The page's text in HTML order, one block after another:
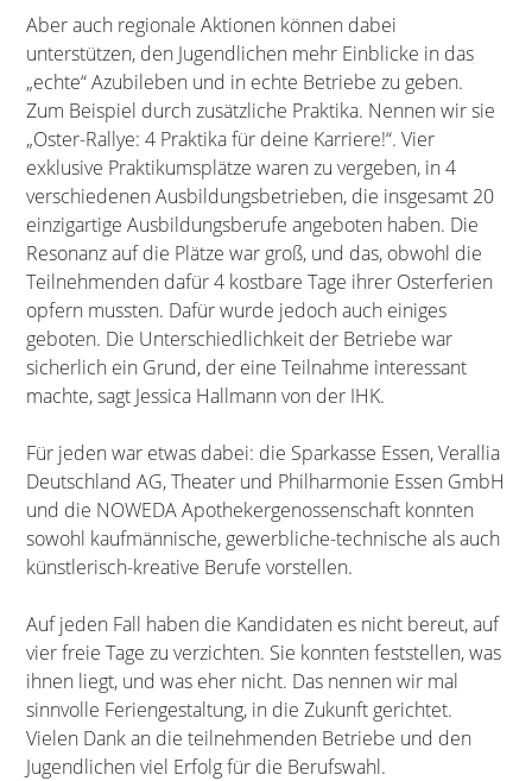
Aber auch regionale Aktionen können dabei
unterstützen, den Jugendlichen mehr Einblicke in das
„echte“ Azubileben und in echte Betriebe zu geben.
Zum Beispiel durch zusätzliche Praktika. Nennen wir sie
„Oster-Rallye: 4 Praktika für deine Karriere!“. Vier
exklusive Praktikumsplätze waren zu vergeben, in 4
verschiedenen Ausbildungsbetrieben, die insgesamt 20
einzigartige Ausbildungsberufe angeboten haben. Die
Resonanz auf die Plätze war groß, und das, obwohl die
Teilnehmenden dafür 4 kostbare Tage ihrer Osterferien
opfern mussten. Dafür wurde jedoch auch einiges
geboten. Die Unterschiedlichkeit der Betriebe war
sicherlich ein Grund, der eine Teilnahme interessant
machte, sagt Jessica Hallmann von der IHK.
Für jeden war etwas dabei: die Sparkasse Essen, Verallia
Deutschland AG, Theater und Philharmonie Essen GmbH
und die NOWEDA Apothekergenossenschaft konnten
sowohl kaufmännische, gewerbliche-technische als auch
künstlerisch-kreative Berufe vorstellen.
Auf jeden Fall haben die Kandidaten es nicht bereut, auf
vier freie Tage zu verzichten. Sie konnten feststellen, was
ihnen liegt, und was eher nicht. Das nennen wir mal
sinnvolle Feriengestaltung, in die Zukunft gerichtet.
Vielen Dank an die teilnehmenden Betriebe und den
Jugendlichen viel Erfolg für die Berufswahl.